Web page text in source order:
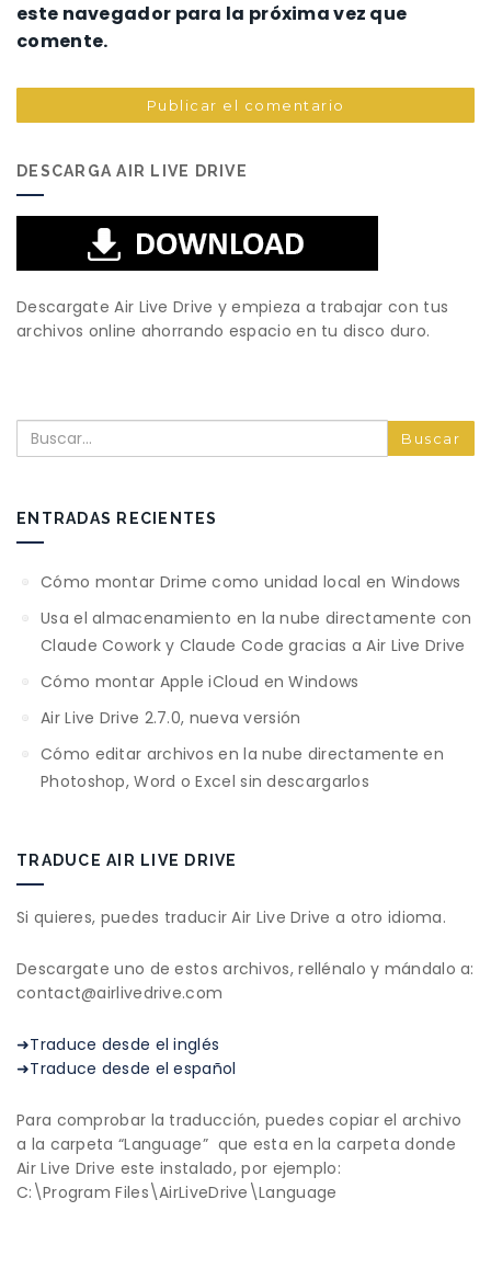
este navegador para la próxima vez que
comente.
DESCARGA AIR LIVE DRIVE
Descargate Air Live Drive y empieza a trabajar con tus
archivos online ahorrando espacio en tu disco duro.
Buscar
ENTRADAS RECIENTES
Cómo montar Drime como unidad local en Windows
Usa el almacenamiento en la nube directamente con
Claude Cowork y Claude Code gracias a Air Live Drive
Cómo montar Apple iCloud en Windows
Air Live Drive 2.7.0, nueva versión
Cómo editar archivos en la nube directamente en
Photoshop, Word o Excel sin descargarlos
TRADUCE AIR LIVE DRIVE
Si quieres, puedes traducir Air Live Drive a otro idioma.
Descargate uno de estos archivos, rellénalo y mándalo a:
contact@airlivedrive.com
➜Traduce desde el inglés
➜Traduce desde el español
Para comprobar la traducción, puedes copiar el archivo
a la carpeta “Language” que esta en la carpeta donde
Air Live Drive este instalado, por ejemplo:
C:\Program Files\AirLiveDrive\Language